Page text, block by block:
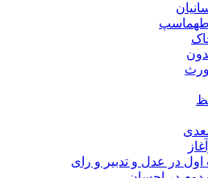
اول در عدل و تدبیر و رای